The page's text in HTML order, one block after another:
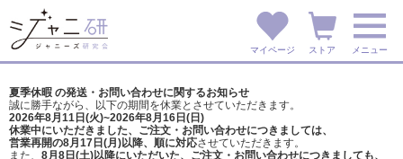
マイページ ストア メニュー
夏季休暇 の発送・お問い合わせに関するお知らせ
誠に勝手ながら、以下の期間を休業とさせていただきます。
2026年8月11日(火)~2026年8月16日(日)
休業中にいただきました、ご注文・お問い合わせにつきましては、
営業再開の8月17日(月)以降、順に対応させていただきます。
また、 8月8日(土)以降にいただいた、ご注文・ お問い合わせにつきましても、